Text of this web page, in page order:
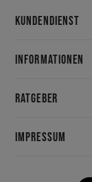
KUNDENDIENST
INFORMATIONEN
RATGEBER
IMPRESSUM